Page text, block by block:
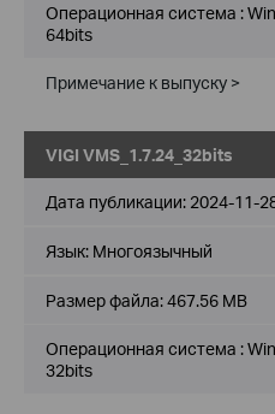
Операционная система :
64bits
Примечание к выпуску >
VIGI VMS_1.7.24_32bits
Дата публикации: 2024-11-
Язык: Многоязычный
Размер файла:467.56 MB
Операционная система :
32bits